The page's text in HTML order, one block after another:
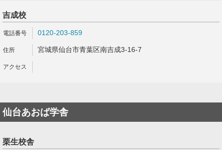
吉成校
0120-203-859
宮城県仙台市青葉区南吉成3-16-7
仙台あおば学舎
栗生校舎